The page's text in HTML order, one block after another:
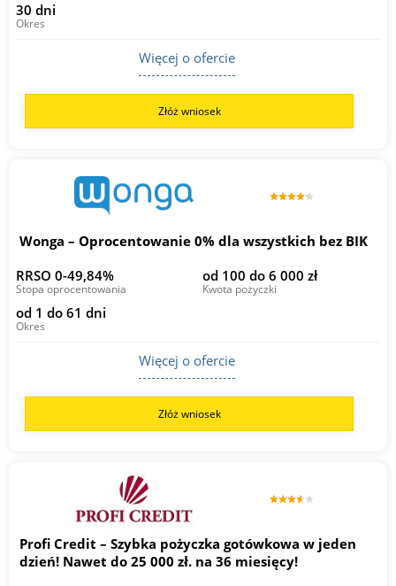
30 dni
Okres
Więcej o ofercie
Złóż wniosek
Wonga – Oprocentowanie 0% dla wszystkich bez BIK
RRSO 0-49,84%
Stopa oprocentowania
od 100 do 6 000 zł
Kwota pożyczki
od 1 do 61 dni
Okres
Więcej o ofercie
Złóż wniosek
Profi Credit – Szybka pożyczka gotówkowa w jeden
dzień! Nawet do 25 000 zł. na 36 miesięcy!